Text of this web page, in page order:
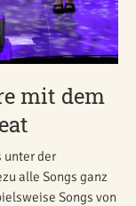
mit dem
unter der
alle Songs ganz
Songs von